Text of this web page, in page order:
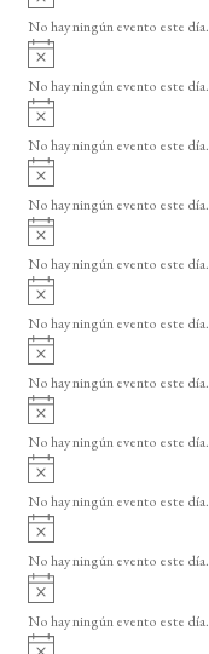
o
v
i
o
No hay ningún evento este día.
A
v
i
o
No hay ningún evento este día.
A
v
i
o
No hay ningún evento este día.
A
v
i
o
No hay ningún evento este día.
A
v
i
o
No hay ningún evento este día.
A
v
i
o
No hay ningún evento este día.
A
v
i
o
No hay ningún evento este día.
A
v
i
o
No hay ningún evento este día.
A
v
i
o
No hay ningún evento este día.
A
v
i
o
No hay ningún evento este día.
A
v
i
No hay ningún evento este día.
A